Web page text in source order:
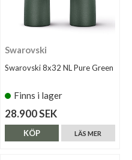
Swarovski
Swarovski 8x32 NL Pure Green
Finns i lager
28.900 SEK
LÄS MER
KÖP